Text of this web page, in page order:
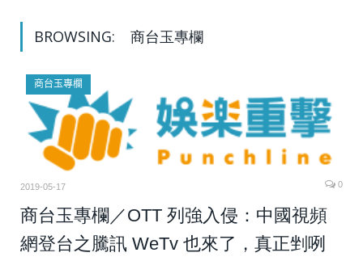
BROWSING: 商台玉專欄
商台玉專欄
2019-05-17 0
商台玉專欄／OTT 列強入侵：中國視頻
網登台之騰訊 WeTv 也來了，真正剉咧